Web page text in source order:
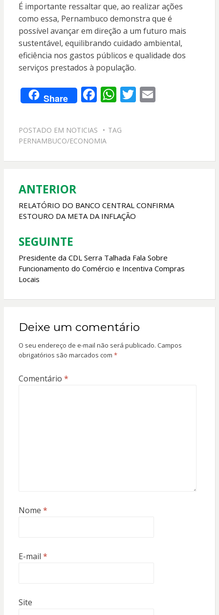
É importante ressaltar que, ao realizar ações
como essa, Pernambuco demonstra que é
possível avançar em direção a um futuro mais
sustentável, equilibrando cuidado ambiental,
eficiência nos gastos públicos e qualidade dos
serviços prestados à população.
Share F
e
b
o
W
at
A
T E
POSTADO EM NOTICIAS
TAG
PERNAMBUCO/ECONOMIA
Navegação
de
Post
ANTERIOR
RELATÓRIO DO BANCO CENTRAL CONFIRMA
ESTOURO DA META DA INFLAÇÃO
SEGUINTE
Presidente da CDL Serra Talhada Fala Sobre
Funcionamento do Comércio e Incentiva Compras
Locais
Deixe um comentário
O seu endereço de e-mail não será publicado. Campos
obrigatórios são marcados com *
Comentário *
Nome *
E-mail *
Site